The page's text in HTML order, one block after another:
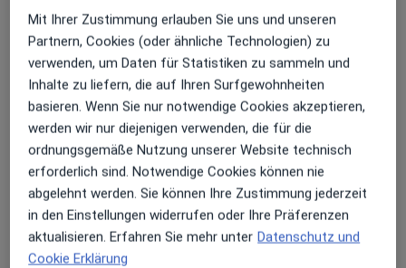
Erstuntersuchung (Neupatient/in)
DetailsErstuntersuchung (Neupatient/in)
Behandlung von akuten
Beschwerden/Schmerzen
DetailsBehandlung von akuten Beschwerden/
Bleaching - Zahnaufhellung
DetailsBleaching - Zahnaufhellung
Mit Ihrer Zustimmung erlauben Sie uns und unseren
Partnern, Cookies (oder ähnliche Technologien) zu
verwenden, um Daten für Statistiken zu sammeln und
Inhalte zu liefern, die auf Ihren Surfgewohnheiten
basieren. Wenn Sie nur notwendige Cookies akzeptieren,
werden wir nur diejenigen verwenden, die für die
ordnungsgemäße Nutzung unserer Website technisch
erforderlich sind. Notwendige Cookies können nie
abgelehnt werden. Sie können Ihre Zustimmung jederzeit
in den Einstellungen widerrufen oder Ihre Präferenzen
aktualisieren. Erfahren Sie mehr unter Datenschutz und
Cookie Erklärung